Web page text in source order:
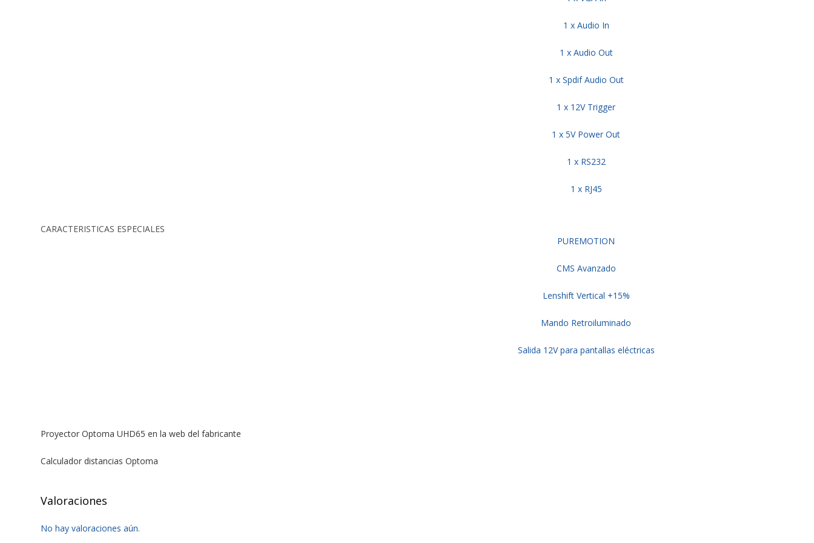
1 x Audio In
1 x Audio Out
1 x Spdif Audio Out
1 x 12V Trigger
1 x 5V Power Out
1 x RS232
1 x RJ45
CARACTERISTICAS ESPECIALES
PUREMOTION
CMS Avanzado
Lenshift Vertical +15%
Mando Retroiluminado
Salida 12V para pantallas eléctricas
Proyector Optoma UHD65 en la web del fabricante
Calculador distancias Optoma
Valoraciones
No hay valoraciones aún.